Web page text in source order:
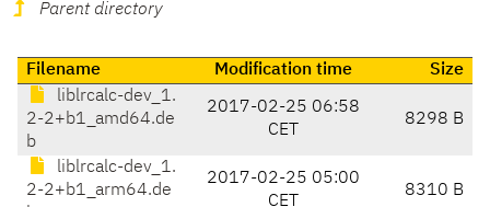
Parent directory
Filename Modification time
Size
liblrcalc-dev_1.
2-2+b1_amd64.de
b
2017-02-25 06:58
CET
8298 B
liblrcalc-dev_1.
2-2+b1_arm64.de
2017-02-25 05:00
CET
8310 B